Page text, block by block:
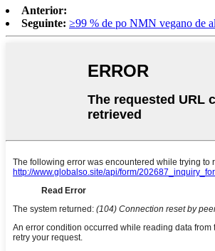
Anterior:
Seguinte: ≥99 % de po NMN vegano de